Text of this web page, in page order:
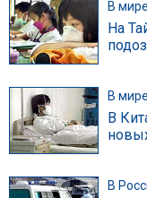
В мире
На
В мире
В
В